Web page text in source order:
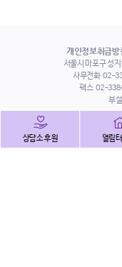
개인정보취급방
서울시 마포구 성
사무전화 02-
팩스 02-
부
상담소 후원 열림